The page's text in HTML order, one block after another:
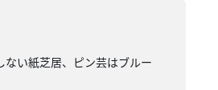
い紙芝居、ピン芸はブルー